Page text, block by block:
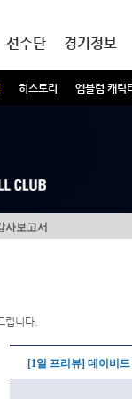
히스토리 엠블럼 캐릭
선수단 경기정보
사보고서
립니다.
[1일 프리뷰] 데이비